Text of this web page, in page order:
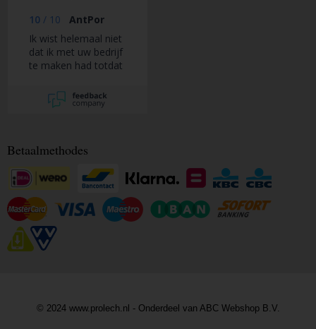
het voelt na
bestellen en betalen
wat onzeker
vanwege geen
feedback of mail
helemaal niks.
10 / 10
AntPor
Ik wist helemaal niet
dat ik met uw bedrijf
te maken had totdat
verzending ontving
Betaalmethodes